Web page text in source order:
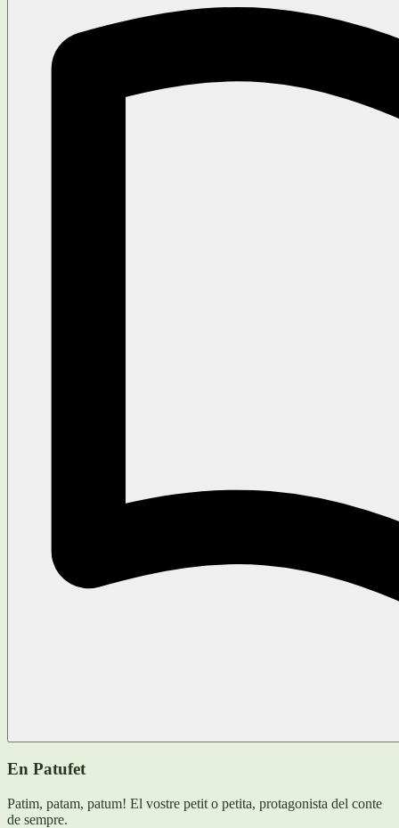
En Patufet
Patim, patam, patum! El vostre petit o petita, protagonista del conte
de sempre.